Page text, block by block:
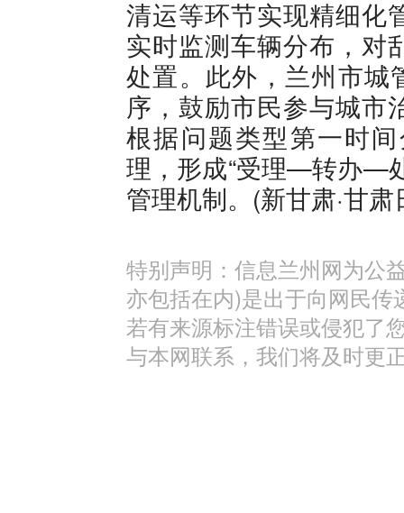
清运等环节实现精细化
实时监测车辆分布，对
处置。此外，兰州市城
序，鼓励市民参与城市
根据问题类型第一时
理，形成“受理—转办—
管理机制。(新甘肃·甘
特别声明：信息兰州网为公
亦包括在内)是出于向网民
若有来源标注错误或侵犯了
与本网联系，我们将及时更